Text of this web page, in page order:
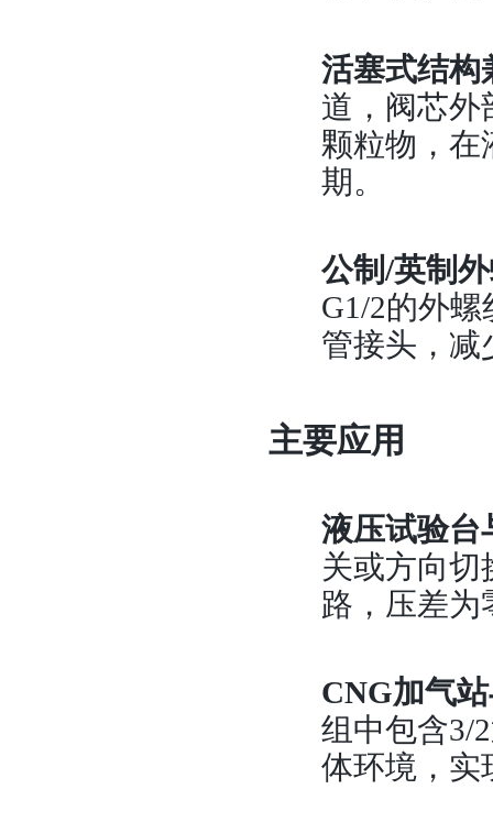
活塞式结构
道，阀芯外
颗粒物，在
期。
公制/英制
G1/2的外
管接头，减
主要应用
液压试验台
关或方向切
路，压差为
CNG加气
组中包含3/
体环境，实